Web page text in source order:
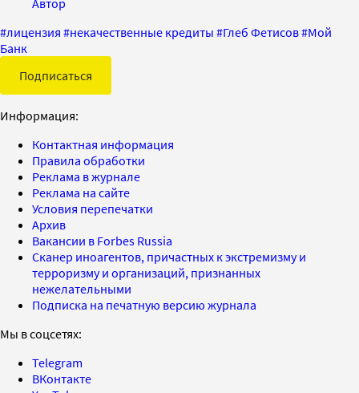
#лицензия #некачественные кредиты #Глеб Фетисов#Мой
Банк
Подписаться
Информация:
Контактная информация
Правила обработки
Реклама в журнале
Реклама на сайте
Условия перепечатки
Архив
Вакансии в Forbes Russia
Сканер иноагентов, причастных к экстремизму и
терроризму и организаций, признанных
нежелательными
Подписка на печатную версию журнала
Мы в соцсетях:
Telegram
ВКонтакте